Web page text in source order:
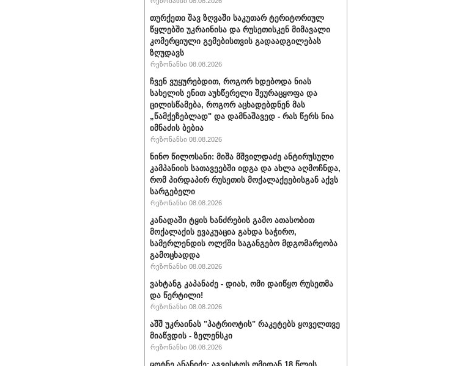
თურქეთი შავ ზღვაში საკუთარ ტერიტორიულ
წყლებში უკრაინისა და რუსეთისკენ მიმავალი
კომერციული გემებისთვის გადაადგილებას
ზღუდავს
რეზონანსი 08.08.2026
ჩვენ ვუყურებდით, როგორ ხდებოდა ნიას
სახელის ენით აუხწერელი შეურაცყოფა და
ცილისწამება, როგორ აცხადებდნენ მას
„წამქეზებლად" და დამნაშავედ - რას წერს ნია
იმნაძის ბებია
რეზონანსი 08.08.2026
ნინო წილოსანი: მიშა მშვილდაძე ანტირუსული
კამპანიის სათავეებში იდგა და ახლა აღმოჩნდა,
რომ პირდაპირ რუსეთის მოქალაქეებისგან აქვს
სარგებელი
რეზონანსი 08.08.2026
კანადაში ტყის ხანძრების გამო ათასობით
მოქალაქის ევაკუაცია გახდა საჭირო,
სამერლენდის ოლქში საგანგებო მდგომარეობა
გამოცხადდა
რეზონანსი 08.08.2026
ვახტანგ კაპანაძე - დიახ, ომი დაიწყო რუსეთმა
და წერტილი!
რეზონანსი 08.08.2026
აშშ უკრაინას "პატრიოტის" რაკეტებს ყოველთვე
მიაწვდის - ზელენსკი
რეზონანსი 08.08.2026